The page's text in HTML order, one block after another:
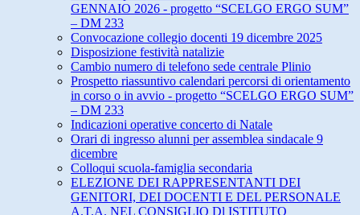
GENNAIO 2026 - progetto “SCELGO ERGO SUM”
– DM 233
Convocazione collegio docenti 19 dicembre 2025
Disposizione festività natalizie
Cambio numero di telefono sede centrale Plinio
Prospetto riassuntivo calendari percorsi di orientamento
in corso o in avvio - progetto “SCELGO ERGO SUM”
– DM 233
Indicazioni operative concerto di Natale
Orari di ingresso alunni per assemblea sindacale 9
dicembre
Colloqui scuola-famiglia secondaria
ELEZIONE DEI RAPPRESENTANTI DEI
GENITORI, DEI DOCENTI E DEL PERSONALE
A.T.A. NEL CONSIGLIO Dl ISTITUTO